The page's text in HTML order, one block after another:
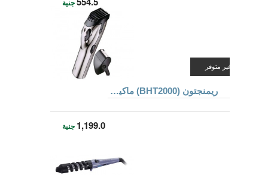
غير متوفر
جنية
ريمنجتون (BHT2000) ماكينة قص الشعر و تهذيب شعر الجسم
1,199.0 جنية